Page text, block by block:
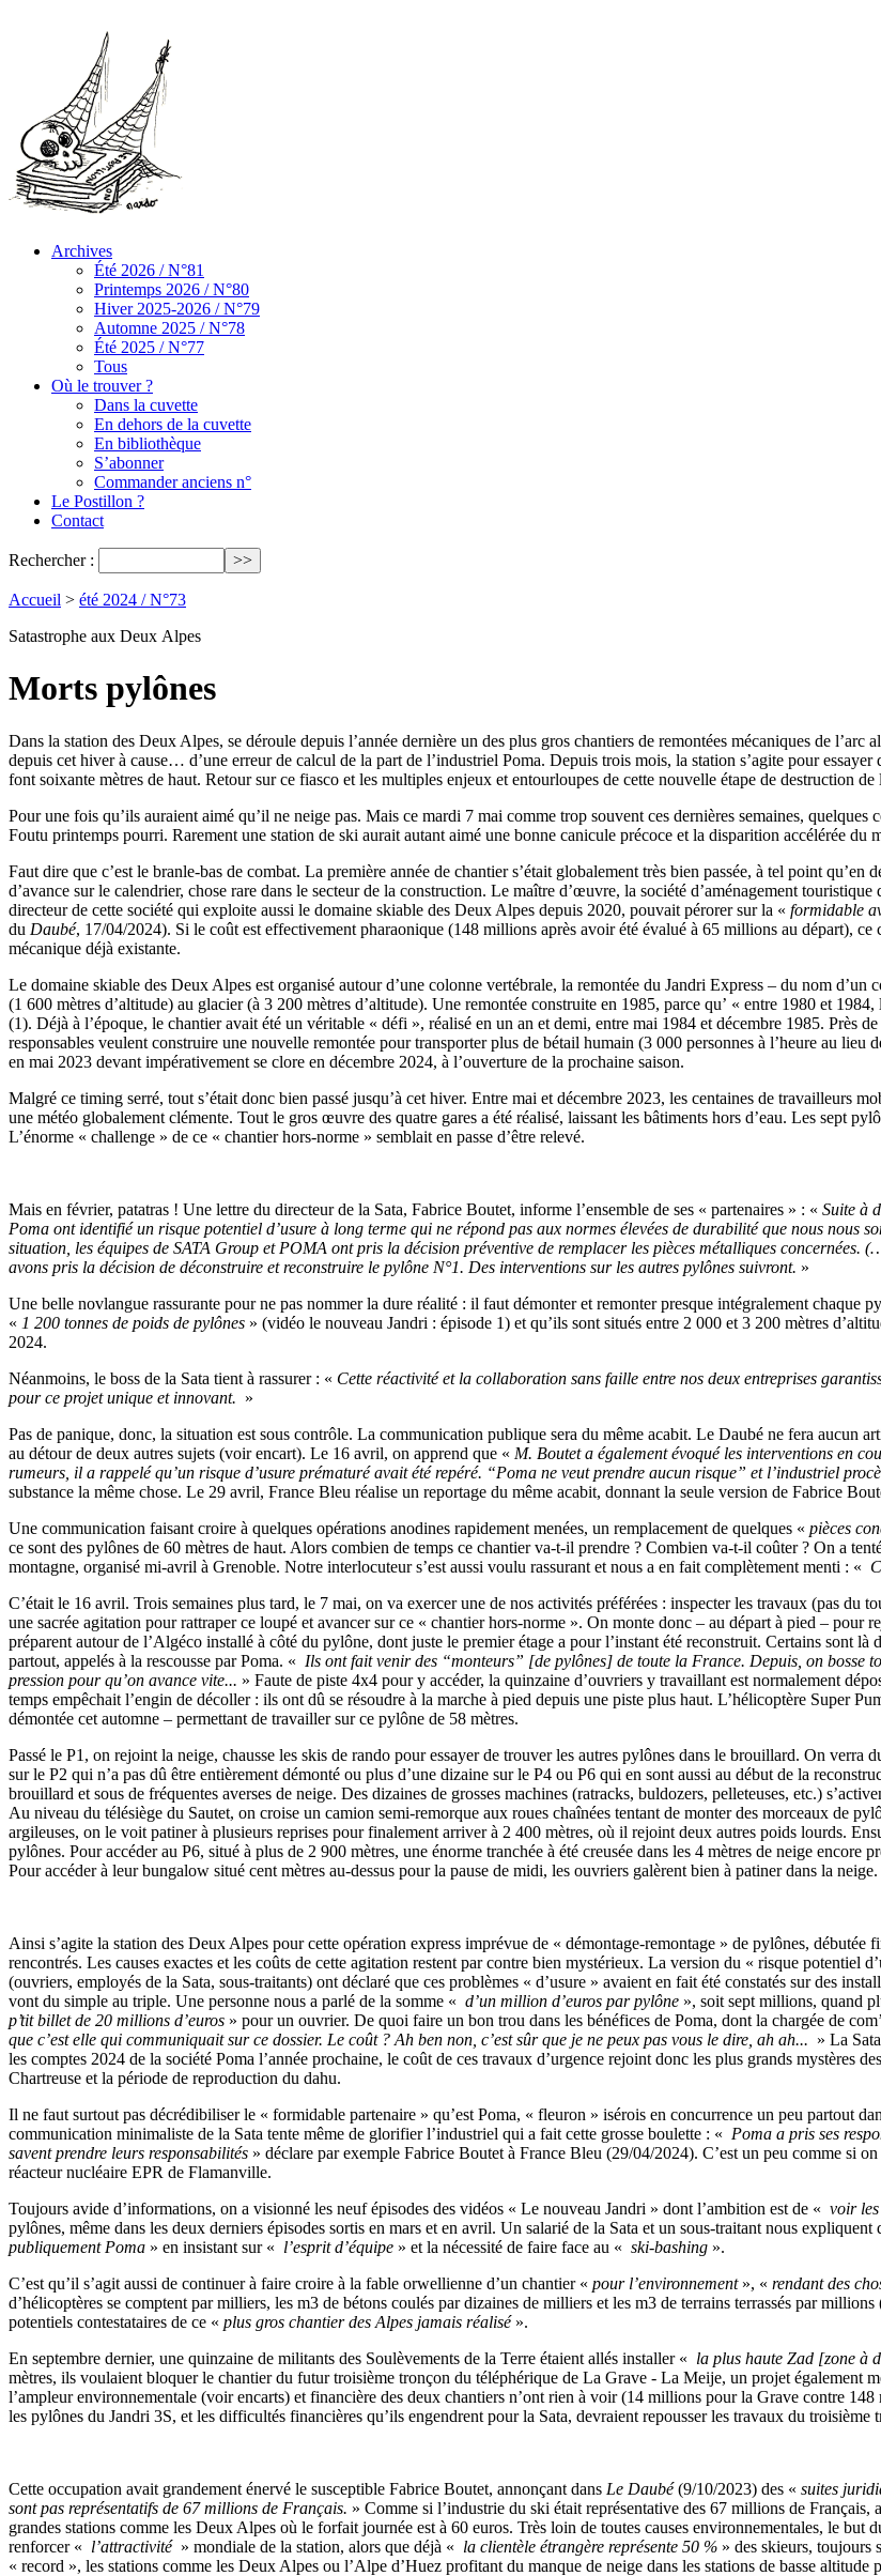
Archives
Été 2026 / N°81
Printemps 2026 / N°80
Hiver 2025-2026 / N°79
Automne 2025 / N°78
Été 2025 / N°77
Tous
Où le trouver ?
Dans la cuvette
En dehors de la cuvette
En bibliothèque
S’abonner
Commander anciens n°
Le Postillon ?
Contact
Rechercher :
Accueil > été 2024 / N°73
Satastrophe aux Deux Alpes
Morts pylônes
Dans la station des Deux Alpes, se déroule depuis l’année dernière un des plus gros chantiers de remontées mécaniques de
depuis cet hiver à cause… d’une erreur de calcul de la part de l’industriel Poma. Depuis trois mois, la station s’agite pour
font soixante mètres de haut. Retour sur ce fiasco et les multiples enjeux et entourloupes de cette nouvelle étape de destruction de
Pour une fois qu’ils auraient aimé qu’il ne neige pas. Mais ce mardi 7 mai comme trop souvent ces dernières semaines, quelques
Foutu printemps pourri. Rarement une station de ski aurait autant aimé une bonne canicule précoce et la disparition accélérée du
Faut dire que c’est le branle-bas de combat. La première année de chantier s’était globalement très bien passée, à tel point
d’avance sur le calendrier, chose rare dans le secteur de la construction. Le maître d’œuvre, la société d’aménagement
directeur de cette société qui exploite aussi le domaine skiable des Deux Alpes depuis 2020, pouvait pérorer sur la « formidable
du Daubé, 17/04/2024). Si le coût est effectivement pharaonique (148 millions après avoir été évalué à 65 millions au départ),
mécanique déjà existante.
Le domaine skiable des Deux Alpes est organisé autour d’une colonne vertébrale, la remontée du Jandri Express – du nom
(1 600 mètres d’altitude) au glacier (à 3 200 mètres d’altitude). Une remontée construite en 1985, parce qu’ « entre 1980 et
(1). Déjà à l’époque, le chantier avait été un véritable « défi », réalisé en un an et demi, entre mai 1984 et décembre 1985. Près
responsables veulent construire une nouvelle remontée pour transporter plus de bétail humain (3 000 personnes à l’heure au
en mai 2023 devant impérativement se clore en décembre 2024, à l’ouverture de la prochaine saison.
Malgré ce timing serré, tout s’était donc bien passé jusqu’à cet hiver. Entre mai et décembre 2023, les centaines de travailleurs
une météo globalement clémente. Tout le gros œuvre des quatre gares a été réalisé, laissant les bâtiments hors d’eau. Les sept
L’énorme « challenge » de ce « chantier hors-norme » semblait en passe d’être relevé.
Mais en février, patatras ! Une lettre du directeur de la Sata, Fabrice Boutet, informe l’ensemble de ses « partenaires » : « Suite à
Poma ont identifié un risque potentiel d’usure à long terme qui ne répond pas aux normes élevées de durabilité que nous nous
situation, les équipes de SATA Group et POMA ont pris la décision préventive de remplacer les pièces métalliques
avons pris la décision de déconstruire et reconstruire le pylône N°1. Des interventions sur les autres pylônes suivront. »
Une belle novlangue rassurante pour ne pas nommer la dure réalité : il faut démonter et remonter presque intégralement chaque
« 1 200 tonnes de poids de pylônes » (vidéo le nouveau Jandri : épisode 1) et qu’ils sont situés entre 2 000 et 3 200 mètres
2024.
Néanmoins, le boss de la Sata tient à rassurer : « Cette réactivité et la collaboration sans faille entre nos deux entreprises
pour ce projet unique et innovant. »
Pas de panique, donc, la situation est sous contrôle. La communication publique sera du même acabit. Le Daubé ne fera aucun
au détour de deux autres sujets (voir encart). Le 16 avril, on apprend que « M. Boutet a également évoqué les interventions en
rumeurs, il a rappelé qu’un risque d’usure prématuré avait été repéré. “Poma ne veut prendre aucun risque” et l’industriel
substance la même chose. Le 29 avril, France Bleu réalise un reportage du même acabit, donnant la seule version de Fabrice
Une communication faisant croire à quelques opérations anodines rapidement menées, un remplacement de quelques « pièces
ce sont des pylônes de 60 mètres de haut. Alors combien de temps ce chantier va-t-il prendre ? Combien va-t-il coûter ? On a
montagne, organisé mi-avril à Grenoble. Notre interlocuteur s’est aussi voulu rassurant et nous a en fait complètement menti : «
C’était le 16 avril. Trois semaines plus tard, le 7 mai, on va exercer une de nos activités préférées : inspecter les travaux (pas
une sacrée agitation pour rattraper ce loupé et avancer sur ce « chantier hors-norme ». On monte donc – au départ à pied –
préparent autour de l’Algéco installé à côté du pylône, dont juste le premier étage a pour l’instant été reconstruit. Certains sont là
partout, appelés à la rescousse par Poma. « Ils ont fait venir des “monteurs” [de pylônes] de toute la France. Depuis, on bosse
pression pour qu’on avance vite... » Faute de piste 4x4 pour y accéder, la quinzaine d’ouvriers y travaillant est normalement
temps empêchait l’engin de décoller : ils ont dû se résoudre à la marche à pied depuis une piste plus haut. L’hélicoptère Super
démontée cet automne – permettant de travailler sur ce pylône de 58 mètres.
Passé le P1, on rejoint la neige, chausse les skis de rando pour essayer de trouver les autres pylônes dans le brouillard. On verra
sur le P2 qui n’a pas dû être entièrement démonté ou plus d’une dizaine sur le P4 ou P6 qui en sont aussi au début de la
brouillard et sous de fréquentes averses de neige. Des dizaines de grosses machines (ratracks, buldozers, pelleteuses, etc.)
Au niveau du télésiège du Sautet, on croise un camion semi-remorque aux roues chaînées tentant de monter des morceaux de
argileuses, on le voit patiner à plusieurs reprises pour finalement arriver à 2 400 mètres, où il rejoint deux autres poids lourds.
pylônes. Pour accéder au P6, situé à plus de 2 900 mètres, une énorme tranchée à été creusée dans les 4 mètres de neige
Pour accéder à leur bungalow situé cent mètres au-dessus pour la pause de midi, les ouvriers galèrent bien à patiner dans la
Ainsi s’agite la station des Deux Alpes pour cette opération express imprévue de « démontage-remontage » de pylônes,
rencontrés. Les causes exactes et les coûts de cette agitation restent par contre bien mystérieux. La version du « risque potentiel
(ouvriers, employés de la Sata, sous-traitants) ont déclaré que ces problèmes « d’usure » avaient en fait été constatés sur des
vont du simple au triple. Une personne nous a parlé de la somme « d’un million d’euros par pylône », soit sept millions, quand
p’tit billet de 20 millions d’euros » pour un ouvrier. De quoi faire un bon trou dans les bénéfices de Poma, dont la chargée de
que c’est elle qui communiquait sur ce dossier. Le coût ? Ah ben non, c’est sûr que je ne peux pas vous le dire, ah ah... » La
les comptes 2024 de la société Poma l’année prochaine, le coût de ces travaux d’urgence rejoint donc les plus grands mystères
Chartreuse et la période de reproduction du dahu.
Il ne faut surtout pas décrédibiliser le « formidable partenaire » qu’est Poma, « fleuron » isérois en concurrence un peu partout
communication minimaliste de la Sata tente même de glorifier l’industriel qui a fait cette grosse boulette : « Poma a pris ses
savent prendre leurs responsabilités » déclare par exemple Fabrice Boutet à France Bleu (29/04/2024). C’est un peu comme si
réacteur nucléaire EPR de Flamanville.
Toujours avide d’informations, on a visionné les neuf épisodes des vidéos « Le nouveau Jandri » dont l’ambition est de « voir
pylônes, même dans les deux derniers épisodes sortis en mars et en avril. Un salarié de la Sata et un sous-traitant nous expliquent
publiquement Poma » en insistant sur « l’esprit d’équipe » et la nécessité de faire face au « ski-bashing ».
C’est qu’il s’agit aussi de continuer à faire croire à la fable orwellienne d’un chantier « pour l’environnement», « rendant des
d’hélicoptères se comptent par milliers, les m3 de bétons coulés par dizaines de milliers et les m3 de terrains terrassés par
potentiels contestataires de ce « plus gros chantier des Alpes jamais réalisé».
En septembre dernier, une quinzaine de militants des Soulèvements de la Terre étaient allés installer « la plus haute Zad [zone à
mètres, ils voulaient bloquer le chantier du futur troisième tronçon du téléphérique de La Grave - La Meije, un projet également
l’ampleur environnementale (voir encarts) et financière des deux chantiers n’ont rien à voir (14 millions pour la Grave contre
les pylônes du Jandri 3S, et les difficultés financières qu’ils engendrent pour la Sata, devraient repousser les travaux du troisième
Cette occupation avait grandement énervé le susceptible Fabrice Boutet, annonçant dans Le Daubé(9/10/2023) des « suites
sont pas représentatifs de 67 millions de Français. » Comme si l’industrie du ski était représentative des 67 millions de
grandes stations comme les Deux Alpes où le forfait journée est à 60 euros. Très loin de toutes causes environnementales, le
renforcer « l’attractivité » mondiale de la station, alors que déjà « la clientèle étrangère représente 50 % » des skieurs, toujours
« record », les stations comme les Deux Alpes ou l’Alpe d’Huez profitant du manque de neige dans les stations de basse altitude